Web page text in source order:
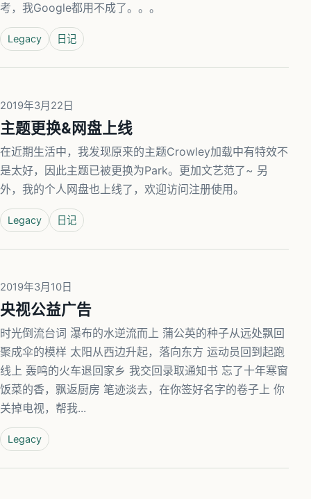
考，我Google都用不成了。。。
Legacy 日记
2019年3月22日
主题更换&网盘上线
在近期生活中，我发现原来的主题Crowley加载中有特效不
是太好，因此主题已被更换为Park。更加文艺范了~ 另
外，我的个人网盘也上线了，欢迎访问注册使用。
Legacy 日记
2019年3月10日
央视公益广告
时光倒流台词 瀑布的水逆流而上 蒲公英的种子从远处飘回
聚成伞的模样 太阳从西边升起，落向东方 运动员回到起跑
线上 轰鸣的火车退回家乡 我交回录取通知书 忘了十年寒窗
饭菜的香，飘返厨房 笔迹淡去，在你签好名字的卷子上 你
关掉电视，帮我...
Legacy